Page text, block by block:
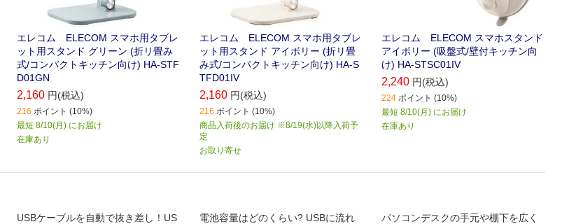
エレコム ELECOM スマホ用タブレ
ット用スタンド グリーン (折リ畳み
式/コンパクトキッチン向け) HA-STF
D01GN
2,160 円(税込)
216 ポイント (10%)
最短 8/10(月) にお届け
在庫あり
エレコム ELECOM スマホ用タブレ
ット用スタンド アイボリー (折リ畳
み式/コンパクトキッチン向け) HA-S
TFD01IV
2,160 円(税込)
216 ポイント (10%)
商品入荷後のお届け ※8/19(水)以降入荷予
定
お取り寄せ
エレコム ELECOM スマホスタンド
アイボリー (吸盤式/壁付キッチン向
け) HA-STSC01IV
2,240 円(税込)
224 ポイント (10%)
最短 8/10(月) にお届け
在庫あり
USBケーブルを自動で抜き差し！US
電池容量はどのくらい? USBに流れ
パソコンデスクの手元や棚下を広く